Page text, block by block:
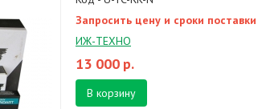
Запросить цену и сроки поставки
ИЖ-ТЕХНО
13 000 р.
В корзину